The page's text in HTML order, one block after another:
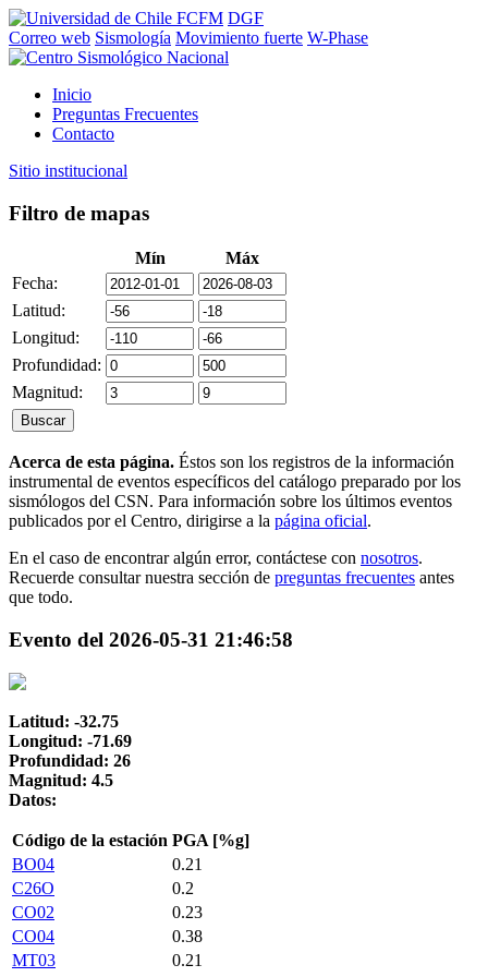
FCFM DGF
Correo web Sismología Movimiento fuerte W-Phase
Inicio
Preguntas Frecuentes
Contacto
Sitio institucional
Filtro de mapas
Mín
Máx
Fecha:
Latitud:
Longitud:
Profundidad:
Magnitud:
Acerca de esta página. Éstos son los registros de la información
instrumental de eventos específicos del catálogo preparado por los
sismólogos del CSN. Para información sobre los últimos eventos
publicados por el Centro, dirigirse a la página oficial.
En el caso de encontrar algún error, contáctese con nosotros.
Recuerde consultar nuestra sección de preguntas frecuentes antes
que todo.
Evento del 2026-05-31 21:46:58
Latitud: -32.75
Longitud: -71.69
Profundidad: 26
Magnitud: 4.5
Datos:
Código de la estación PGA [%g]
BO04
0.21
C26O
0.2
CO02
0.23
CO04
0.38
MT03
0.21